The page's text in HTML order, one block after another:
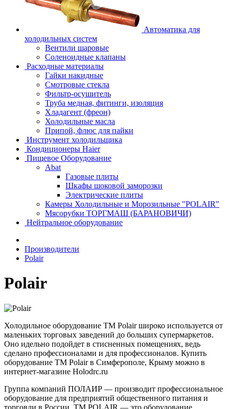
Автоматика для
холодильных систем
Вентили шаровые
Соленоидные клапаны
Расходные материалы
Гайки накидные
Смотровые стекла
Фильтр-осушитель
Труба медная, фитинги, изоляция
Хладагент (фреон)
Холодильные масла
Припой, флюс для пайки
Инструмент холодильщика
Кондиционеры Haier
Пищевое Оборудование
Abat
Газовые плиты
Шкафы шоковой заморозки
Электрические плиты
Камеры Холодильные и Морозильные "POLAIR"
Мясорубки ТОРГМАШ (БАРАНОВИЧИ)
Нейтральное оборудование
Производители
Polair
Polair
Холодильное оборудование ТМ Polair широко используется от
маленьких торговых заведений до больших супермаркетов.
Оно идельно подойдет в стисненных помещениях, ведь
сделано профессионалами и для профессионалов. Купить
оборудование ТМ Polair в Симферополе, Крыму можно в
интернет-магазине Holodrc.ru
Группа компаний ПОЛАИР — производит профессиональное
оборудование для предприятий общественного питания и
торговли в России. ТМ POLAIR — это оборудование